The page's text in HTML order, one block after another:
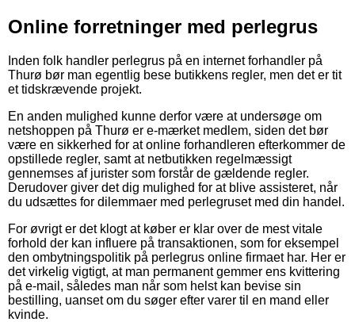
Online forretninger med perlegrus
Inden folk handler perlegrus på en internet forhandler på
Thurø bør man egentlig bese butikkens regler, men det er tit
et tidskrævende projekt.
En anden mulighed kunne derfor være at undersøge om
netshoppen på Thurø er e-mærket medlem, siden det bør
være en sikkerhed for at online forhandleren efterkommer de
opstillede regler, samt at netbutikken regelmæssigt
gennemses af jurister som forstår de gældende regler.
Derudover giver det dig mulighed for at blive assisteret, når
du udsættes for dilemmaer med perlegruset med din handel.
For øvrigt er det klogt at køber er klar over de mest vitale
forhold der kan influere på transaktionen, som for eksempel
den ombytningspolitik på perlegrus online firmaet har. Her er
det virkelig vigtigt, at man permanent gemmer ens kvittering
på e-mail, således man når som helst kan bevise sin
bestilling, uanset om du søger efter varer til en mand eller
kvinde.